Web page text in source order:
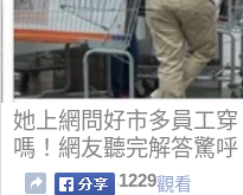
她上網問好市多員工
嗎！網友聽完解答驚呼
1229觀看